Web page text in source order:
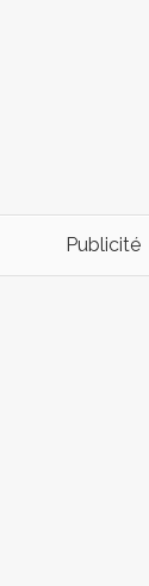
Publicité